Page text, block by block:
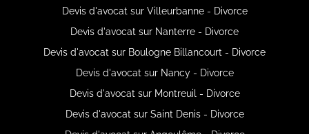
Devis d'avocat sur Villeurbanne - Divorce
Devis d'avocat sur Nanterre - Divorce
Devis d'avocat sur Boulogne Billancourt - Divorce
Devis d'avocat sur Nancy - Divorce
Devis d'avocat sur Montreuil - Divorce
Devis d'avocat sur Saint Denis - Divorce